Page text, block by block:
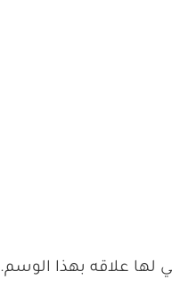
علاقه بهذا الوسم.